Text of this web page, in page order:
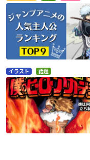
イラスト 話題